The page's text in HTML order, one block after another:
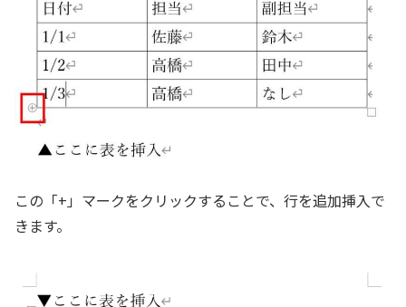
この「+」マークをクリックすることで、行を追加挿入で
きます。